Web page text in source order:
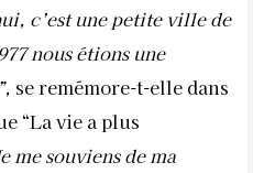
c’est une petite ville de
nous étions une
se remémore-t-elle dans
“La vie a plus
me souviens de ma